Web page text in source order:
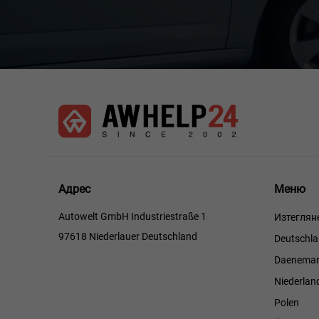
Адрес
Autowelt GmbH Industriestraße 1
97618 Niederlauer Deutschland
Меню
Меню
Polen